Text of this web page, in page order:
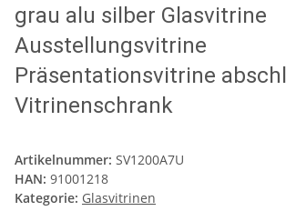
grau alu silber Glasvitrine
Ausstellungsvitrine
Präsentationsvitrine
Vitrinenschrank
Artikelnummer: SV1200A7U
HAN: 91001218
Kategorie: Glasvitrinen